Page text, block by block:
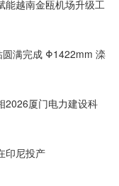
能越南金瓯机场升级工
满完成 Φ1422mm 滦
2026厦门电力建设科
印尼投产